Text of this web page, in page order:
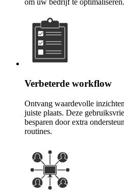
om uw bedrijf te optimaliseren.
Verbeterde workflow
Ontvang waardevolle
juiste plaats. Deze
besparen door extra
routines.